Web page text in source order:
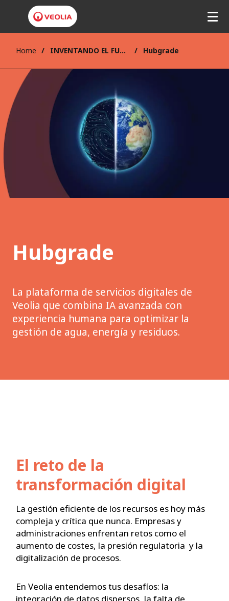
Home INVENTANDO EL FUTURO Hubgrade
Hubgrade
La plataforma de servicios digitales de
Veolia que combina IA avanzada con
experiencia humana para optimizar la
gestión de agua, energía y residuos.
El reto de la
transformación digital
La gestión eficiente de los recursos es hoy más
compleja y crítica que nunca. Empresas y
administraciones enfrentan retos como el
aumento de costes, la presión regulatoria y la
digitalización de procesos.
En Veolia entendemos tus desafíos: la